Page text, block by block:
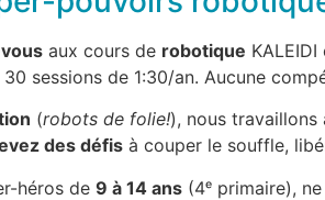
aux cours de robotique
30 sessions de 1:30/an. Aucune
(robots de folie!), nous
des défis à couper le souffle,
héros de 9 à 14 ans (4ᵉ primaire),